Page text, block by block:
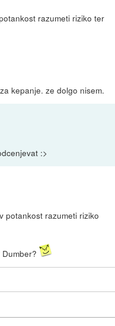
razumeti riziko ter
kepanje. ze dolgo nisem.
:>
potankost razumeti riziko